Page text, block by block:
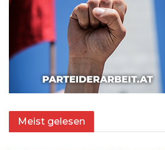
Meist gelesen